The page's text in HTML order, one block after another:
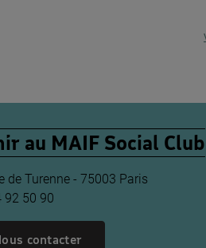
au MAIF Social Club
de Turenne - 75003 Paris
92 50 90
contacter